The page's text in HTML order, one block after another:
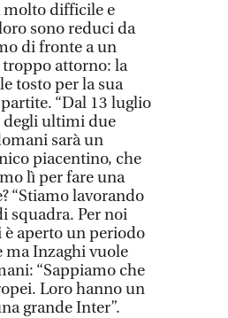
molto difficile e
sono reduci da
di fronte a un
troppo attorno: la
tosto per la sua
“Dal 13 luglio
degli ultimi due
sarà un
piacentino, che
lì per fare una
“Stiamo lavorando
squadra. Per noi
è aperto un periodo
ma Inzaghi vuole
“Sappiamo che
Loro hanno un
grande Inter”.